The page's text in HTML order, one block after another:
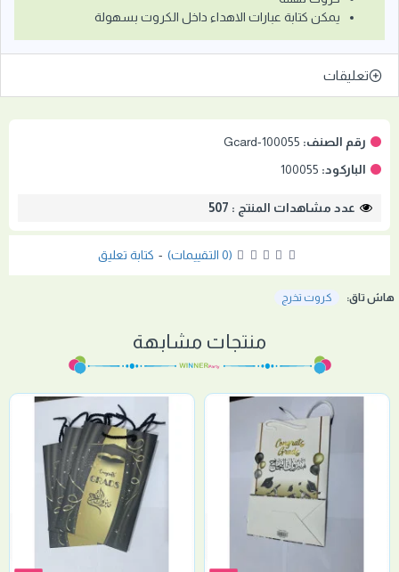
رقم الصنف: Gcard-100055
الباركود: 100055
عدد مشاهدات المنتج : 507
(0 التقييمات) - كتابة تعليق
يمكن كتابة عبارات الاهداء داخل الكروت بسهولة
تعليقات
هاش تاق: كروت تخرج
منتجات مشابهة